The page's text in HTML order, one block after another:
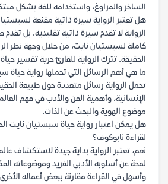
الساخر والمراوغ، واستخدامه للغة بشكل
هل تعتبر الرواية سيرة ذاتية مقنعة
الرواية لا تقدم سيرة ذاتية تقليدية. بل
كاملة لسبستيان نايت، من خلال وجهة نظر
الحقيقة. تترك الرواية للقارئ حرية تفسير
ما هي أهم الرسائل التي تحملها رواية حياة
تحمل الرواية رسائل متعددة حول طبيعة
الإنسانية، وأهمية الفن والأدب في فهم
موضوع الهوية والبحث عن الذات.
هل يمكن اعتبار رواية حياة سبستيان نايت
لقراءة نابوكوف؟
نعم، تعتبر الرواية بداية جيدة لاستكشاف
لمحة عن أسلوبه الأدبي الفريد وموضوعاته
وأسهل في القراءة مقارنة ببعض أعماله